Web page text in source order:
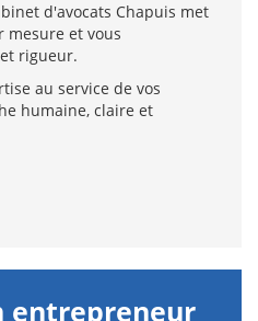
d'avocats Chapuis met
mesure et vous
rigueur.
au service de vos
humaine, claire et
entrepreneur